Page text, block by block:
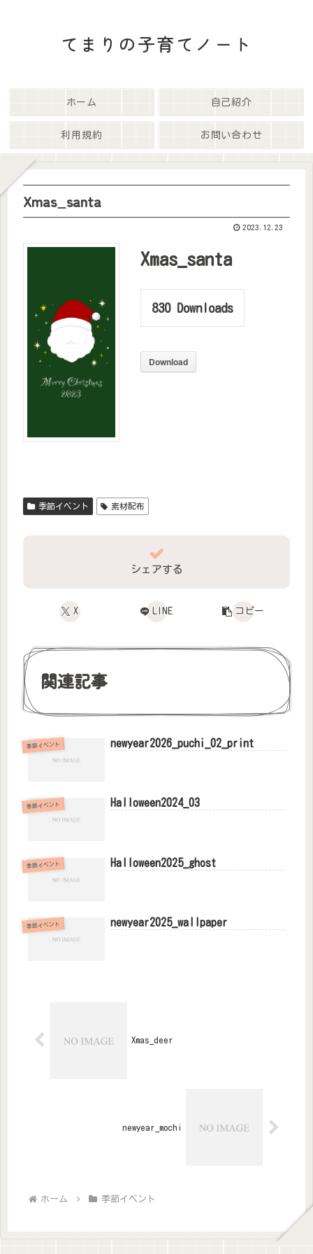
てまりの子育てノート
ホーム 自己紹介
利用規約 お問い合わせ
Xmas_santa
2023.12.23
Xmas_santa
830Downloads
Download
季節イベント 素材配布
シェアする
X LINE コピー
関連記事
季節イベント newyear2026_puchi_02_print
季節イベント Halloween2024_03
季節イベント Halloween2025_ghost
季節イベント newyear2025_wallpaper
Xmas_deer
newyear_mochi
ホーム 季節イベント